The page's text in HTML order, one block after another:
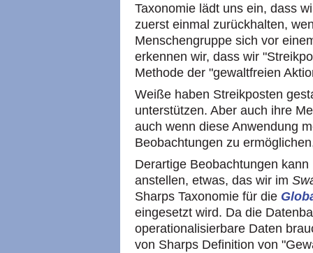
Taxonomie lädt uns ein, dass
zuerst einmal zurückhalten,
Menschengruppe sich vor
erkennen wir, dass wir
Methode der "gewaltfreien
Weiße haben Streikposten
unterstützen. Aber auch ihre
auch wenn diese Anwendung
Beobachtungen zu
Derartige Beobachtungen
anstellen, etwas, das wir im
Sharps Taxonomie für die
eingesetzt wird. Da die
operationalisierbare Daten
von Sharps Definition von